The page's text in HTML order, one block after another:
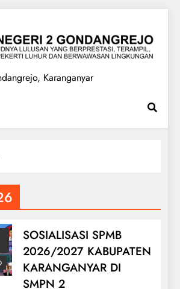
Karanganyar
SOSIALISASI SPMB
2026/2027 KABUPATEN
KARANGANYAR DI
SMPN 2